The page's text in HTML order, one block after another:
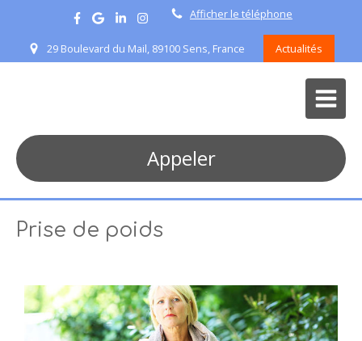
Afficher le téléphone
29 Boulevard du Mail, 89100 Sens, France Actualités
Appeler
Prise de poids